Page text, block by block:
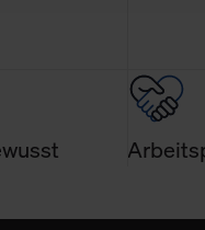
lediglich die erwähnten
Cookies.
„Details“ erfahren Sie
Bei „Über